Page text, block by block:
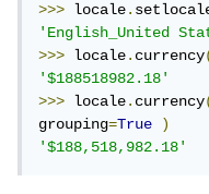
>>> locale.
'English_United
>>> locale.currency
'$188518982.18'
>>> locale.currency
grouping=True
)
'$188,518,982.18'